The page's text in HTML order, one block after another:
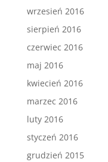
wrzesień 2016
sierpień 2016
czerwiec 2016
maj 2016
kwiecień 2016
marzec 2016
luty 2016
styczeń 2016
grudzień 2015